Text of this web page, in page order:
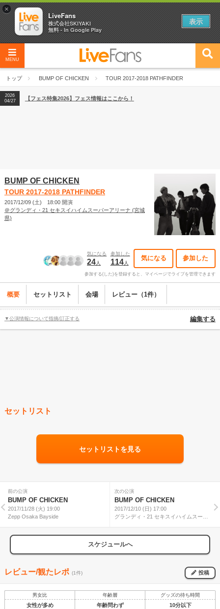
MENU
トップ BUMP OF CHICKEN TOUR 2017-2018 PATHFINDER
2026
04/27
2026
【ライブ動員ランキング】2026年上半期編発表！
2026
04/27
【フェス特集2026】フェス情報はここから！
BUMP OF CHICKEN
TOUR 2017-2018 PATHFINDER
2017/12/09 (土) 18:00 開演
＠グランディ・21 セキスイハイムスーパーアリーナ (宮城
県)
気になる
24人
参加した
114人
気になる 参加した
参加する(した)を登録すると、マイページでライブを管理できます
概要 セットリスト 会場 レビュー（1件）
▼公演情報について指摘/訂正する 編集する
セットリスト
セットリストを見る
前の公演
BUMP OF CHICKEN
2017/11/28 (火) 19:00
Zepp Osaka Bayside
次の公演
BUMP OF CHICKEN
2017/12/10 (日) 17:00
グランディ・21 セキスイハイムスーパ
スケジュールへ
レビュー/観たレポ (1件) 投稿
男女比 年齢層 グッズの待ち時間
女性が多め 年齢問わず 10分以下
×
LiveFans
株式会社SKIYAKI
無料 - In Google Play
表示